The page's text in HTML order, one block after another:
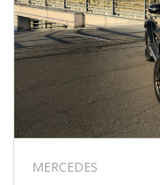
MERCEDES